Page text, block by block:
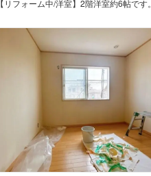
【リフォーム中/洋室】2階洋室約6帖です。